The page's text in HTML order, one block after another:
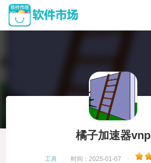
橘子加速器vnp
工具 时间：2025-01-07